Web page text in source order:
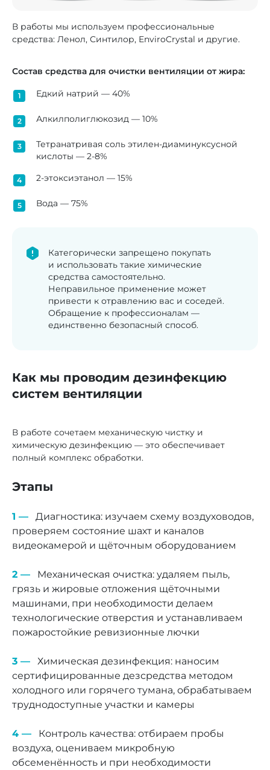
В работы мы используем профессиональные
средства: Ленол, Синтилор, EnviroCrystal и другие.
Состав средства для очистки вентиляции от жира:
Едкий натрий — 40%
Алкилполиглюкозид — 10%
Тетранатривая соль этилен-диаминуксусной
кислоты — 2-8%
2-этоксиэтанол — 15%
Вода — 75%
Категорически запрещено покупать
и использовать такие химические
средства самостоятельно.
Неправильное применение может
привести к отравлению вас и соседей.
Обращение к профессионалам —
единственно безопасный способ.
Как мы проводим дезинфекцию
систем вентиляции
В работе сочетаем механическую чистку и
химическую дезинфекцию — это обеспечивает
полный комплекс обработки.
Этапы
Диагностика: изучаем схему воздуховодов,
проверяем состояние шахт и каналов
видеокамерой и щёточным оборудованием
Механическая очистка: удаляем пыль,
грязь и жировые отложения щёточными
машинами, при необходимости делаем
технологические отверстия и устанавливаем
пожаростойкие ревизионные лючки
Химическая дезинфекция: наносим
сертифицированные дезсредства методом
холодного или горячего тумана, обрабатываем
труднодоступные участки и камеры
Контроль качества: отбираем пробы
воздуха, оцениваем микробную
обсеменённость и при необходимости